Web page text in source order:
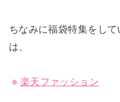
ちなみに福袋特集をし
は、
楽天ファッション